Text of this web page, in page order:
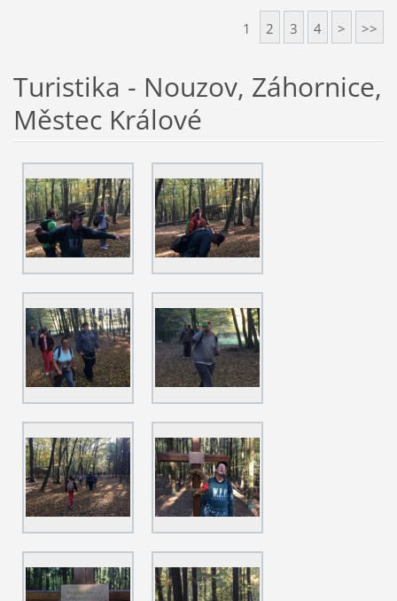
1 2 3 4 > >>
Turistika - Nouzov, Záhornice,
Městec Králové